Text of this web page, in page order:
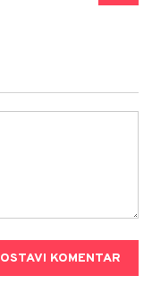
OSTAVI KOMENTAR